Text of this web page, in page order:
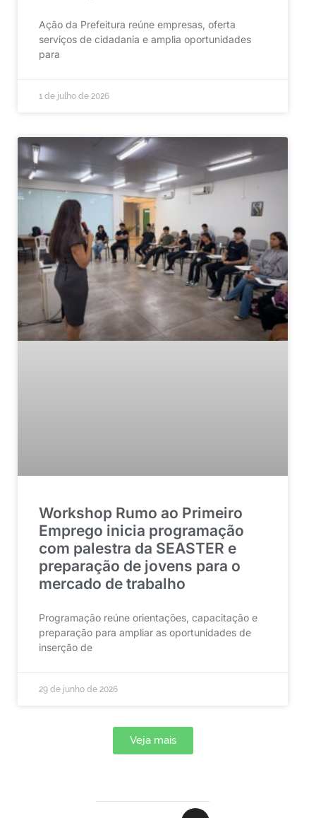
Ação da Prefeitura reúne empresas, oferta
serviços de cidadania e amplia oportunidades
para
1 de julho de 2026
Workshop Rumo ao Primeiro
Emprego inicia programação
com palestra da SEASTER e
preparação de jovens para o
mercado de trabalho
Programação reúne orientações, capacitação e
preparação para ampliar as oportunidades de
inserção de
29 de junho de 2026
Veja mais